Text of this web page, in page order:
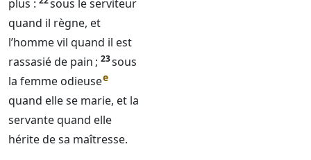
plus :
sous le serviteur
quand il règne, et
l’homme vil quand il est
rassasié de pain ; 23sous
la femme odieusee
quand elle se marie, et la
servante quand elle
hérite de sa maîtresse.